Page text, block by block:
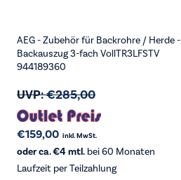
AEG - Zubehör für Backrohre / Herde -
Backauszug 3-fach VollTR3LFSTV
944189360
UVP:€285,00
€159,00 inkl. MwSt.
oder ca. €4 mtl. bei 60 Monaten
Laufzeit per Teilzahlung